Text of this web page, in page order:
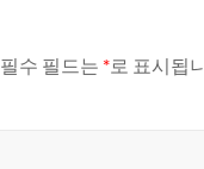
필수 필드는 *로 표시됩